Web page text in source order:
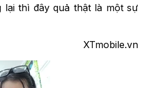
lại thì đây quả thật là một sự
XTmobile.vn